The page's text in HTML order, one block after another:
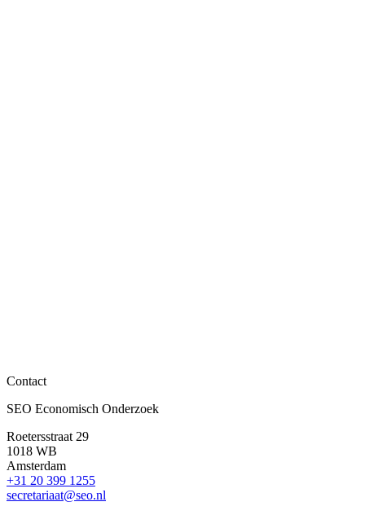
arbeidsmarktsucces?
Lees meer
Contact
SEO Economisch Onderzoek
Roetersstraat 29
1018 WB
Amsterdam
+31 20 399 1255
secretariaat@seo.nl